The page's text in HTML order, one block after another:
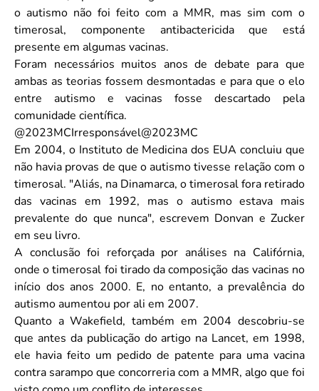
o autismo não foi feito com a MMR, mas sim com o
timerosal, componente antibactericida que está
presente em algumas vacinas.
Foram necessários muitos anos de debate para que
ambas as teorias fossem desmontadas e para que o elo
entre autismo e vacinas fosse descartado pela
comunidade científica.
@2023MCIrresponsável@2023MC
Em 2004, o Instituto de Medicina dos EUA concluiu que
não havia provas de que o autismo tivesse relação com o
timerosal. "Aliás, na Dinamarca, o timerosal fora retirado
das vacinas em 1992, mas o autismo estava mais
prevalente do que nunca", escrevem Donvan e Zucker
em seu livro.
A conclusão foi reforçada por análises na Califórnia,
onde o timerosal foi tirado da composição das vacinas no
início dos anos 2000. E, no entanto, a prevalência do
autismo aumentou por ali em 2007.
Quanto a Wakefield, também em 2004 descobriu-se
que antes da publicação do artigo na Lancet, em 1998,
ele havia feito um pedido de patente para uma vacina
contra sarampo que concorreria com a MMR, algo que foi